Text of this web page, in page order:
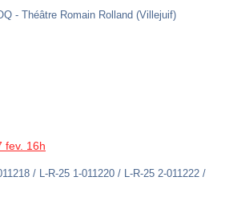
- Théâtre Romain Rolland (Villejuif)
fev. 16h
/ L-R-25 1-011220 / L-R-25 2-011222 /